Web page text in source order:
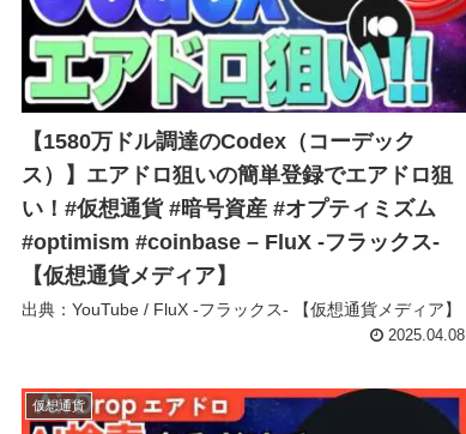
【1580万ドル調達のCodex（コーデック
ス）】エアドロ狙いの簡単登録でエアドロ狙
い！#仮想通貨 #暗号資産 #オプティミズム
#optimism #coinbase – FluX -フラックス-
【仮想通貨メディア】
出典：YouTube / FluX -フラックス- 【仮想通貨メディア】
2025.04.08
仮想通貨